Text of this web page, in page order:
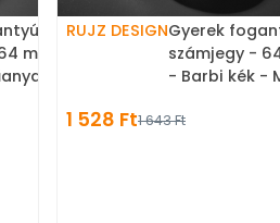
szám, 0
mm - 600.00
- Színes
RUJZ DESIGNGyerek
számjegy -
- Barbi kék -
fogantyú
1 528 Ft1 643 Ft